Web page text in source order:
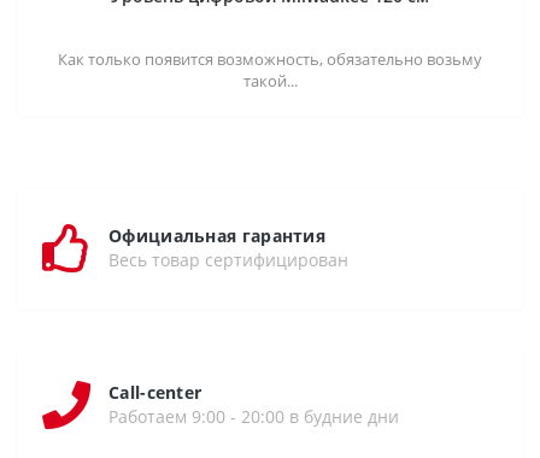
Как только появится возможность, обязательно возьму
такой...
Официальная гарантия
Весь товар сертифицирован
Call-center
Работаем 9:00 - 20:00 в будние дни